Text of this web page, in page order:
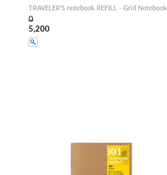
TRAVELER'S notebook REFILL - Grid Notebook
0
5,200